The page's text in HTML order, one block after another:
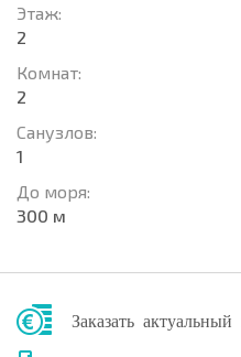
Этаж:
2
Комнат:
2
Санузлов:
1
До моря:
300 м
Заказать актуальный